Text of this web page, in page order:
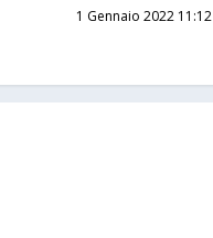
1 Gennaio 2022 11:12